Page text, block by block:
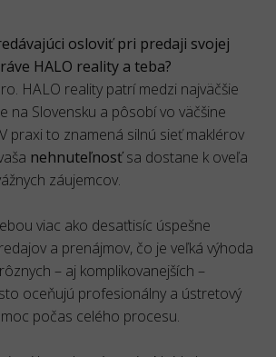
osloviť pri predaji svojej
HALO reality a teba?
HALO reality patrí medzi najväčšie
na Slovensku a pôsobí vo väčšine
praxi to znamená silnú sieť maklérov
nehnuteľnosťsa dostane k oveľa
záujemcov.
viac ako desaťtisíc úspešne
a prenájmov, čo je veľká výhoda
– aj komplikovanejších –
oceňujú profesionálny a ústretový
počas celého procesu.